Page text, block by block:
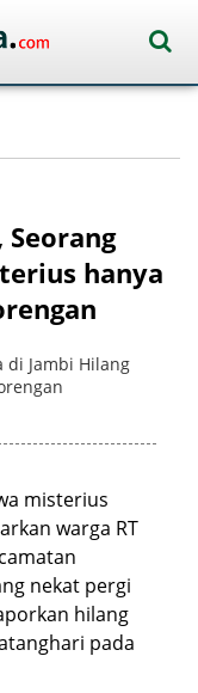
Seorang
hanya
misterius
warga RT
nekat pergi
hilang
pada